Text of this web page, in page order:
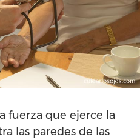
fuerza que ejerce la
las paredes de las